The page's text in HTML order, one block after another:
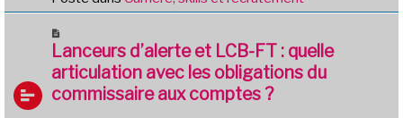
e
a
m
e
s
s
o
u
v
e
Lanceurs d’alerte et LCB-FT : quelle
articulation avec les obligations du
commissaire aux comptes ?